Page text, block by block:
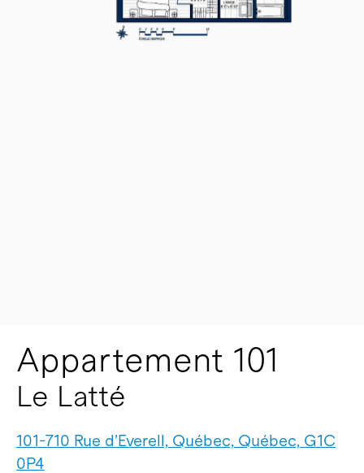
Appartement 101
Le Latté
101-710 Rue d’Everell, Québec, Québec, G1C
0P4